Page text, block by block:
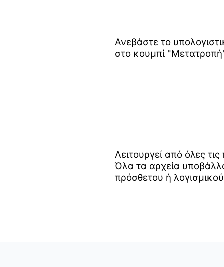
Ανεβάστε το
στο κουμπί
Λειτουργεί από όλες
Όλα τα αρχεία
πρόσθετου ή